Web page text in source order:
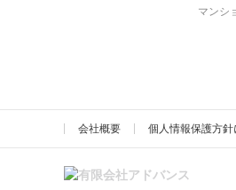
マンシ
会社概要 個人情報保護方針